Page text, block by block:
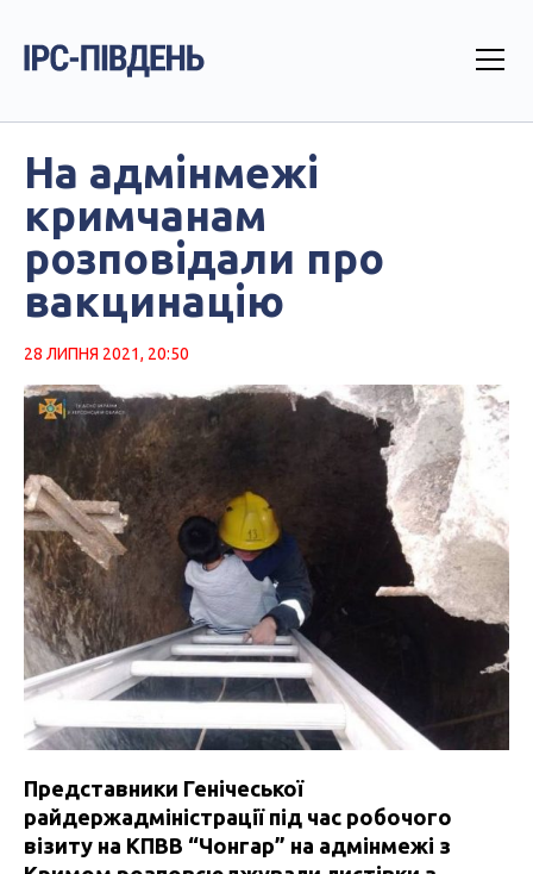
На адмінмежі
кримчанам
розповідали про
вакцинацію
28 ЛИПНЯ 2021, 20:50
Представники Генічеської
райдержадміністрації під час робочого
візиту на КПВВ “Чонгар” на адмінмежі з